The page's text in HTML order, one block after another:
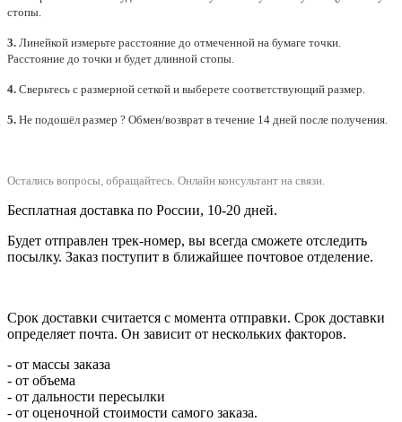
стопы.
3. Линейкой измерьте расстояние до отмеченной на бумаге точки.
Расстояние до точки и будет длинной стопы.
4. Сверьтесь с размерной сеткой и выберете соответствующий размер.
5. Не подошёл размер ? Обмен/возврат в течение 14 дней после получения.
Остались вопросы, обращайтесь. Онлайн консультант на связи.
Бесплатная доставка по России, 10-20 дней.
Будет отправлен трек-номер, вы всегда сможете отследить
посылку. Заказ поступит в ближайшее почтовое отделение.
Срок доставки считается с момента отправки. Срок доставки
определяет почта. Он зависит от нескольких факторов.
- от массы заказа
- от объема
- от дальности пересылки
- от оценочной стоимости самого заказа.